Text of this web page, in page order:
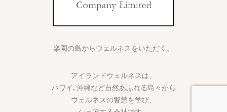
楽園の島からウェルネスをいただく。
アイランドウェルネスは、
ハワイ､沖縄など自然あふれる島々から
ウェルネスの智慧を学び、